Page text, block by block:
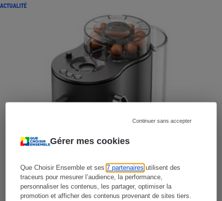
Gérer mes cookies
Que Choisir Ensemble et ses7 partenaires utilisent des
traceurs pour mesurer l’audience, la performance,
personnaliser les contenus, les partager, optimiser la
promotion et afficher des contenus provenant de sites tiers.
Continuer sans accepter
ACTUALITÉ